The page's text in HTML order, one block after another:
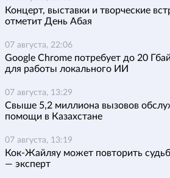
Концерт, выставки и творческие
отметит День Абая
07 августа, 22:06
Google Chrome потребует до 20
для работы локального ИИ
07 августа, 13:29
Свыше 5,2 миллиона вызовов
помощи в Казахстане
07 августа, 13:19
Кок-Жайляу может повторить
— эксперт